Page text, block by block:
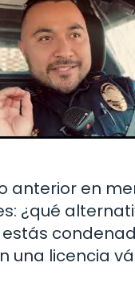
anterior en
¿qué
estás
una licencia